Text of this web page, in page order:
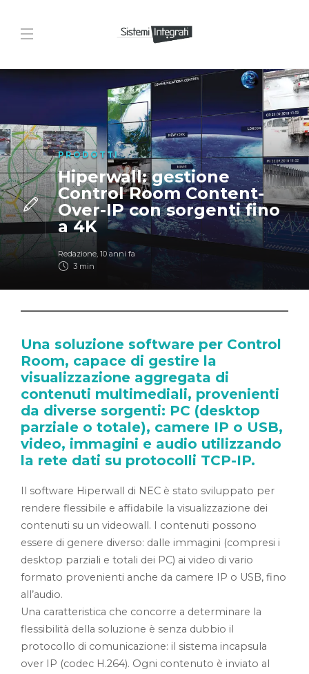
PRODOTTI
Hiperwall: gestione
Control Room Content-
Over-IP con sorgenti fino
a 4K
Redazione, 10 anni fa
3 min
Una soluzione software per Control
Room, capace di gestire la
visualizzazione aggregata di
contenuti multimediali, provenienti
da diverse sorgenti: PC (desktop
parziale o totale), camere IP o USB,
video, immagini e audio utilizzando
la rete dati su protocolli TCP-IP.
Il software Hiperwall di NEC è stato sviluppato per
rendere flessibile e affidabile la visualizzazione dei
contenuti su un videowall. I contenuti possono
essere di genere diverso: dalle immagini (compresi i
desktop parziali e totali dei PC) ai video di vario
formato provenienti anche da camere IP o USB, fino
all’audio.
Una caratteristica che concorre a determinare la
flessibilità della soluzione è senza dubbio il
protocollo di comunicazione: il sistema incapsula
over IP (codec H.264). Ogni contenuto è inviato al